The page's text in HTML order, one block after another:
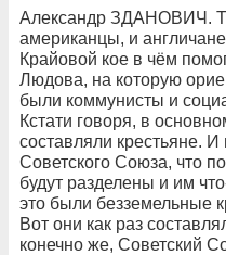
Александр ЗДАНОВИЧ.
американцы, и
Крайовой кое в чём
Людова, на которую
были коммунисты и
Кстати говоря, в
составляли крестьяне.
Советского Союза, что
будут разделены и им
это были безземельные
Вот они как раз
конечно же, Советский